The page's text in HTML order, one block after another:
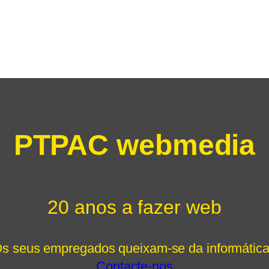
PTPAC webmedia
20 anos a fazer web
seus empregados queixam-se da